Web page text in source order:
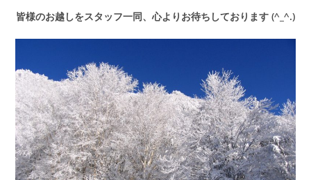
皆様のお越しをスタッフ一同、心よりお待ちしております (^_^.)